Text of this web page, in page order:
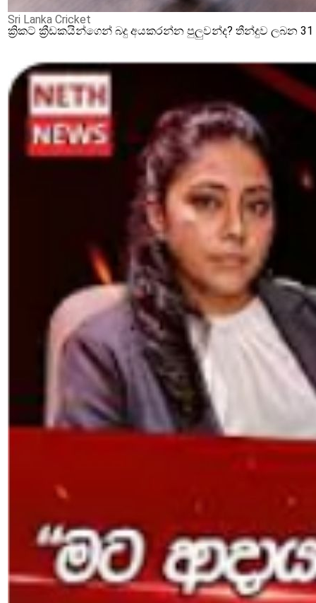
Sri Lanka Cricket
ක්‍රිකට් ක්‍රීඩකයින්ගෙන් බදු අයකරන්න පුලුවන්ද? තීන්දුව ලබන 31